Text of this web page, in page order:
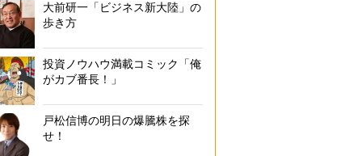
大前研一「ビジネス新大陸」の
歩き方
投資ノウハウ満載コミック「俺
がカブ番長！」
戸松信博の明日の爆騰株を探
せ！